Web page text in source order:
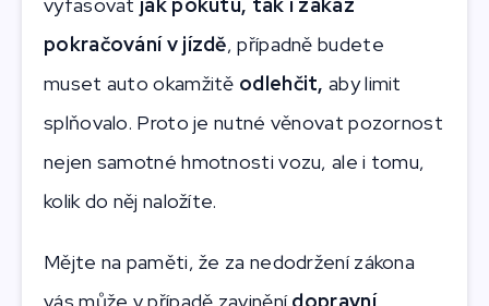
pokračování v jízdě, případně budete
muset auto okamžitě odlehčit, aby limit
splňovalo. Proto je nutné věnovat pozornost
nejen samotné hmotnosti vozu, ale i tomu,
kolik do něj naložíte.
Mějte na paměti, že za nedodržení zákona